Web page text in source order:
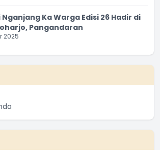
Ka Warga Edisi 26 Hadir di
Pangandaran
2025